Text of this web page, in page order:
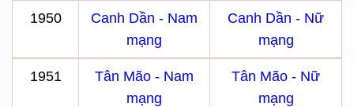
1950
Canh Dần - Nam
mạng
Canh Dần - Nữ
mạng
1951
Tân Mão - Nam
mạng
Tân Mão - Nữ
mạng